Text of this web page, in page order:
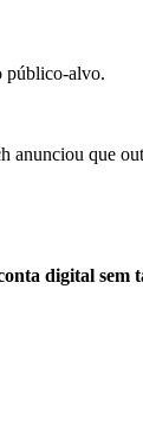
público-alvo.
anunciou que
digital sem